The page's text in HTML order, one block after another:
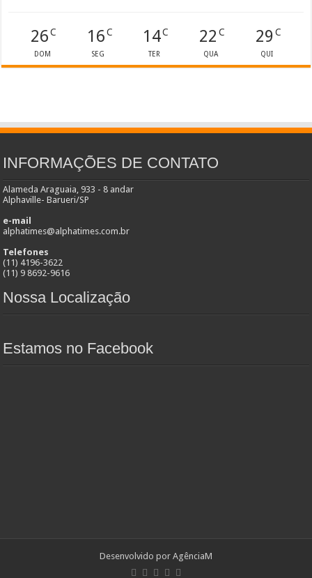
26C
DOM
16C
SEG
14C
TER
22 C
QUA
29C
QUI
INFORMAÇÕES DE CONTATO
Alameda Araguaia, 933 - 8 andar
Alphaville- Barueri/SP
e-mail
alphatimes@alphatimes.com.br
Telefones
(11) 4196-3622
(11) 9 8692-9616
Nossa Localização
Estamos no Facebook
Desenvolvido por AgênciaM